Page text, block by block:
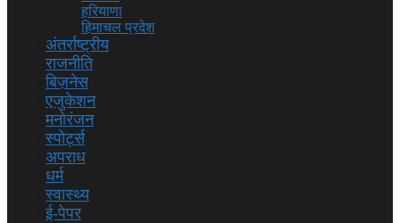
हरियाणा
हिमाचल प्रदेश
अंतर्राष्ट्रीय
राजनीति
बिज़नेस
एजुकेशन
मनोरंजन
स्पोर्ट्स
अपराध
धर्म
स्वास्थ्य
ई-पेपर